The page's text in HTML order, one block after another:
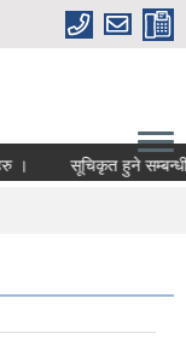
सूचिकृत हुने सम्बन्धी